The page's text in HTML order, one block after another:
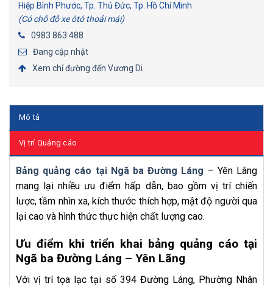
Hiệp Bình Phước, Tp. Thủ Đức, Tp. Hồ Chí Minh
(Có chỗ đỗ xe ôtô thoải mái)
0983 863 488
Đang cập nhật
Xem chỉ đường đến Vương Di
Mô tả
Vị trí Quảng cáo
Bảng quảng cáo tại Ngã ba Đường Láng – Yên Lãng
mang lại nhiều ưu điểm hấp dẫn, bao gồm vị trí chiến
lược, tầm nhìn xa, kích thước thích hợp, mật độ người qua
lại cao và hình thức thực hiện chất lượng cao.
Ưu điểm khi triển khai bảng quảng cáo tại
Ngã ba Đường Láng – Yên Lãng
Với vị trí tọa lạc tại số 394 Đường Láng, Phường Nhân